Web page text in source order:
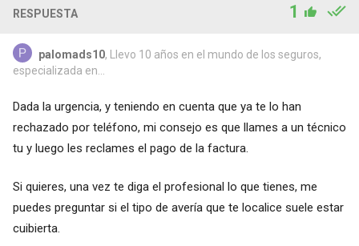
RESPUESTA 1
palomads10, Llevo 10 años en el mundo de los seguros,
especializada en...
Dada la urgencia, y teniendo en cuenta que ya te lo han
rechazado por teléfono, mi consejo es que llames a un técnico
tu y luego les reclames el pago de la factura.
Si quieres, una vez te diga el profesional lo que tienes, me
puedes preguntar si el tipo de avería que te localice suele estar
cuibierta.